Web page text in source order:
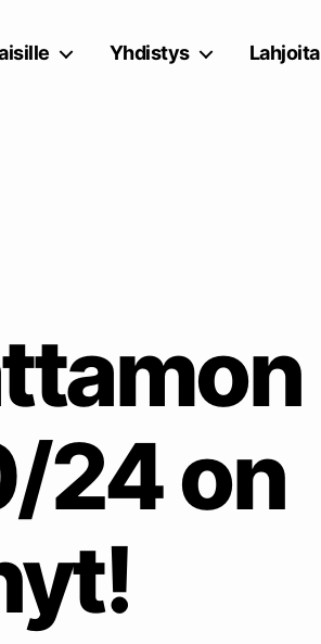
Yhdistys Lahjoita
24 on